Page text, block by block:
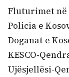
Fluturimet në
Policia e
Doganat e
KESCO-
Ujësjellësi-